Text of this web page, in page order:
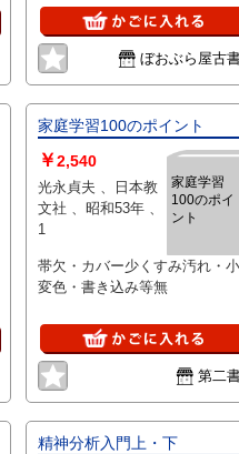
ぼおぶら屋古
家庭学習100のポイント
家庭学習
100のポイ
ント
￥2,540
光永貞夫 、日本教
文社 、昭和53年 、
1
帯欠・カバー少くすみ汚れ・
変色・書き込み等無
第二
精神分析入門上・下